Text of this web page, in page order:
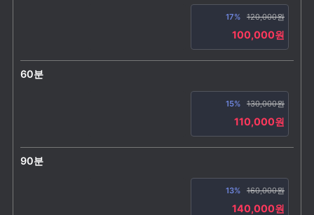
17% 120,000원
100,000원
60분
15% 130,000원
110,000원
90분
13% 160,000원
140,000원